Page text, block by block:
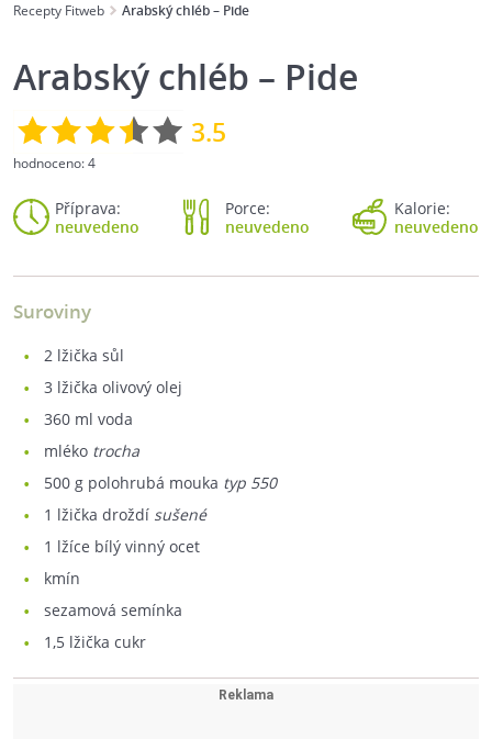
Recepty Fitweb Arabský chléb – Pide
Arabský chléb – Pide
3.5
hodnoceno:4
Příprava:
neuvedeno
Porce:
neuvedeno
Kalorie:
neuvedeno
Suroviny
2 lžička sůl
3 lžička olivový olej
360 ml voda
mléko trocha
500 g polohrubá mouka typ 550
1 lžička droždí sušené
1 lžíce bílý vinný ocet
kmín
sezamová semínka
1,5 lžička cukr